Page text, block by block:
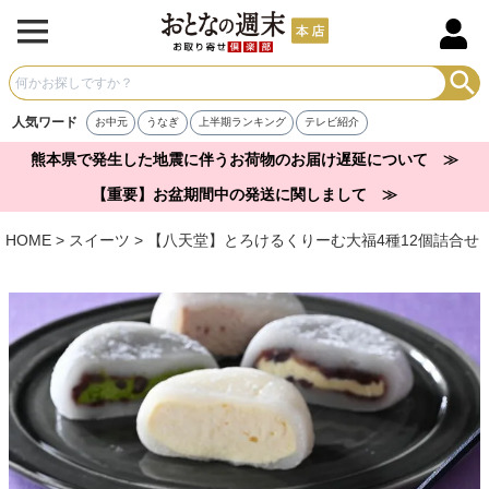
人気ワード お中元 うなぎ 上半期ランキング テレビ紹介
熊本県で発生した地震に伴うお荷物のお届け遅延について ≫
【重要】お盆期間中の発送に関しまして ≫
HOME スイーツ 【八天堂】とろけるくりーむ大福4種12個詰合せ